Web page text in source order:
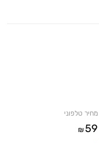
מחיר טלפוני
59
₪